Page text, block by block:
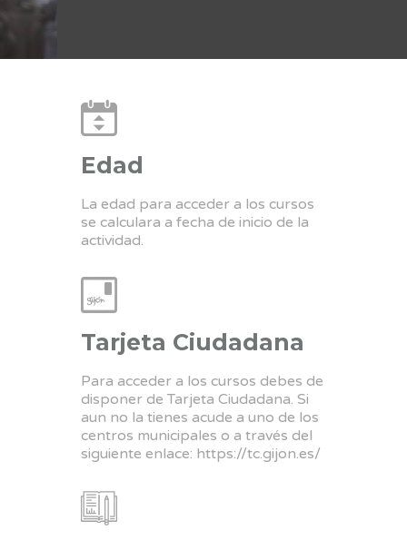
Edad
La edad para acceder a los cursos
se calculara a fecha de inicio de la
actividad.
Tarjeta Ciudadana
Para acceder a los cursos debes de
disponer de Tarjeta Ciudadana. Si
aun no la tienes acude a uno de los
centros municipales o a través del
siguiente enlace: https://tc.gijon.es/